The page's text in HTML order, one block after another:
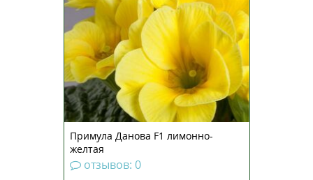
неприхотливое растение,
обладающее непревзойденными
декоративными качествами.
Является лидером рынка средне-
ранних продаж и эталонной
серией для «Danovation». Эта...
Примула Данова F1 лимонно-
желтая
отзывов: 0